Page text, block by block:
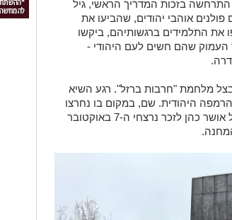
בזכות המדריך הראשי, גיל
אוהבי יהודים, שהביעו את
את התלמידים ברגשותיהם, ביקשו
העמוק שהם חשים לעם היהודי -
מלחמת "חרבות ברזל". רגע השיא
היהודית. שם, במקום בו נחרצו
גורלות, שרו התלמידים יחד את "תרקדי" של אושר כהן לזכר נרצחי ה-7 באוקטובר